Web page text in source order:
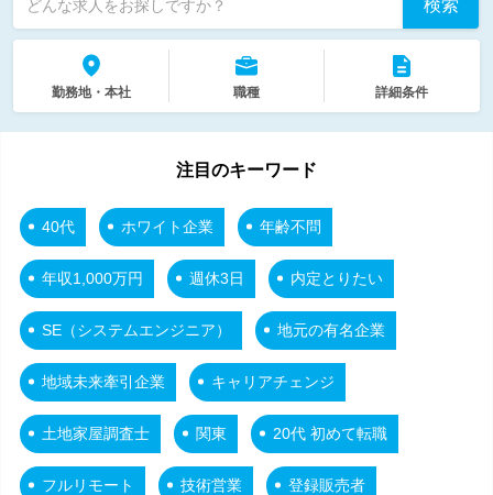
どんな求人をお探しですか？ 検索
勤務地・本社 職種 詳細条件
注目のキーワード
40代 ホワイト企業 年齢不問
年収1,000万円 週休3日 内定とりたい
SE（システムエンジニア） 地元の有名企業
地域未来牽引企業 キャリアチェンジ
土地家屋調査士 関東 20代 初めて転職
フルリモート 技術営業 登録販売者